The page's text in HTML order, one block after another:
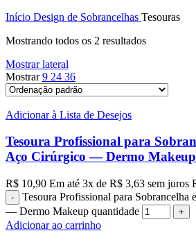
Início Design de Sobrancelhas Tesouras
Mostrando todos os 2 resultados
Mostrar lateral
Mostrar9 24 36
Adicionar à Lista de Desejos
Tesoura Profissional para
Aço Cirúrgico — Dermo Makeup
R$ 10,90 Em até 3x de R$ 3,63 sem juros
Tesoura Profissional para
— Dermo Makeup quantidade
Adicionar ao carrinho